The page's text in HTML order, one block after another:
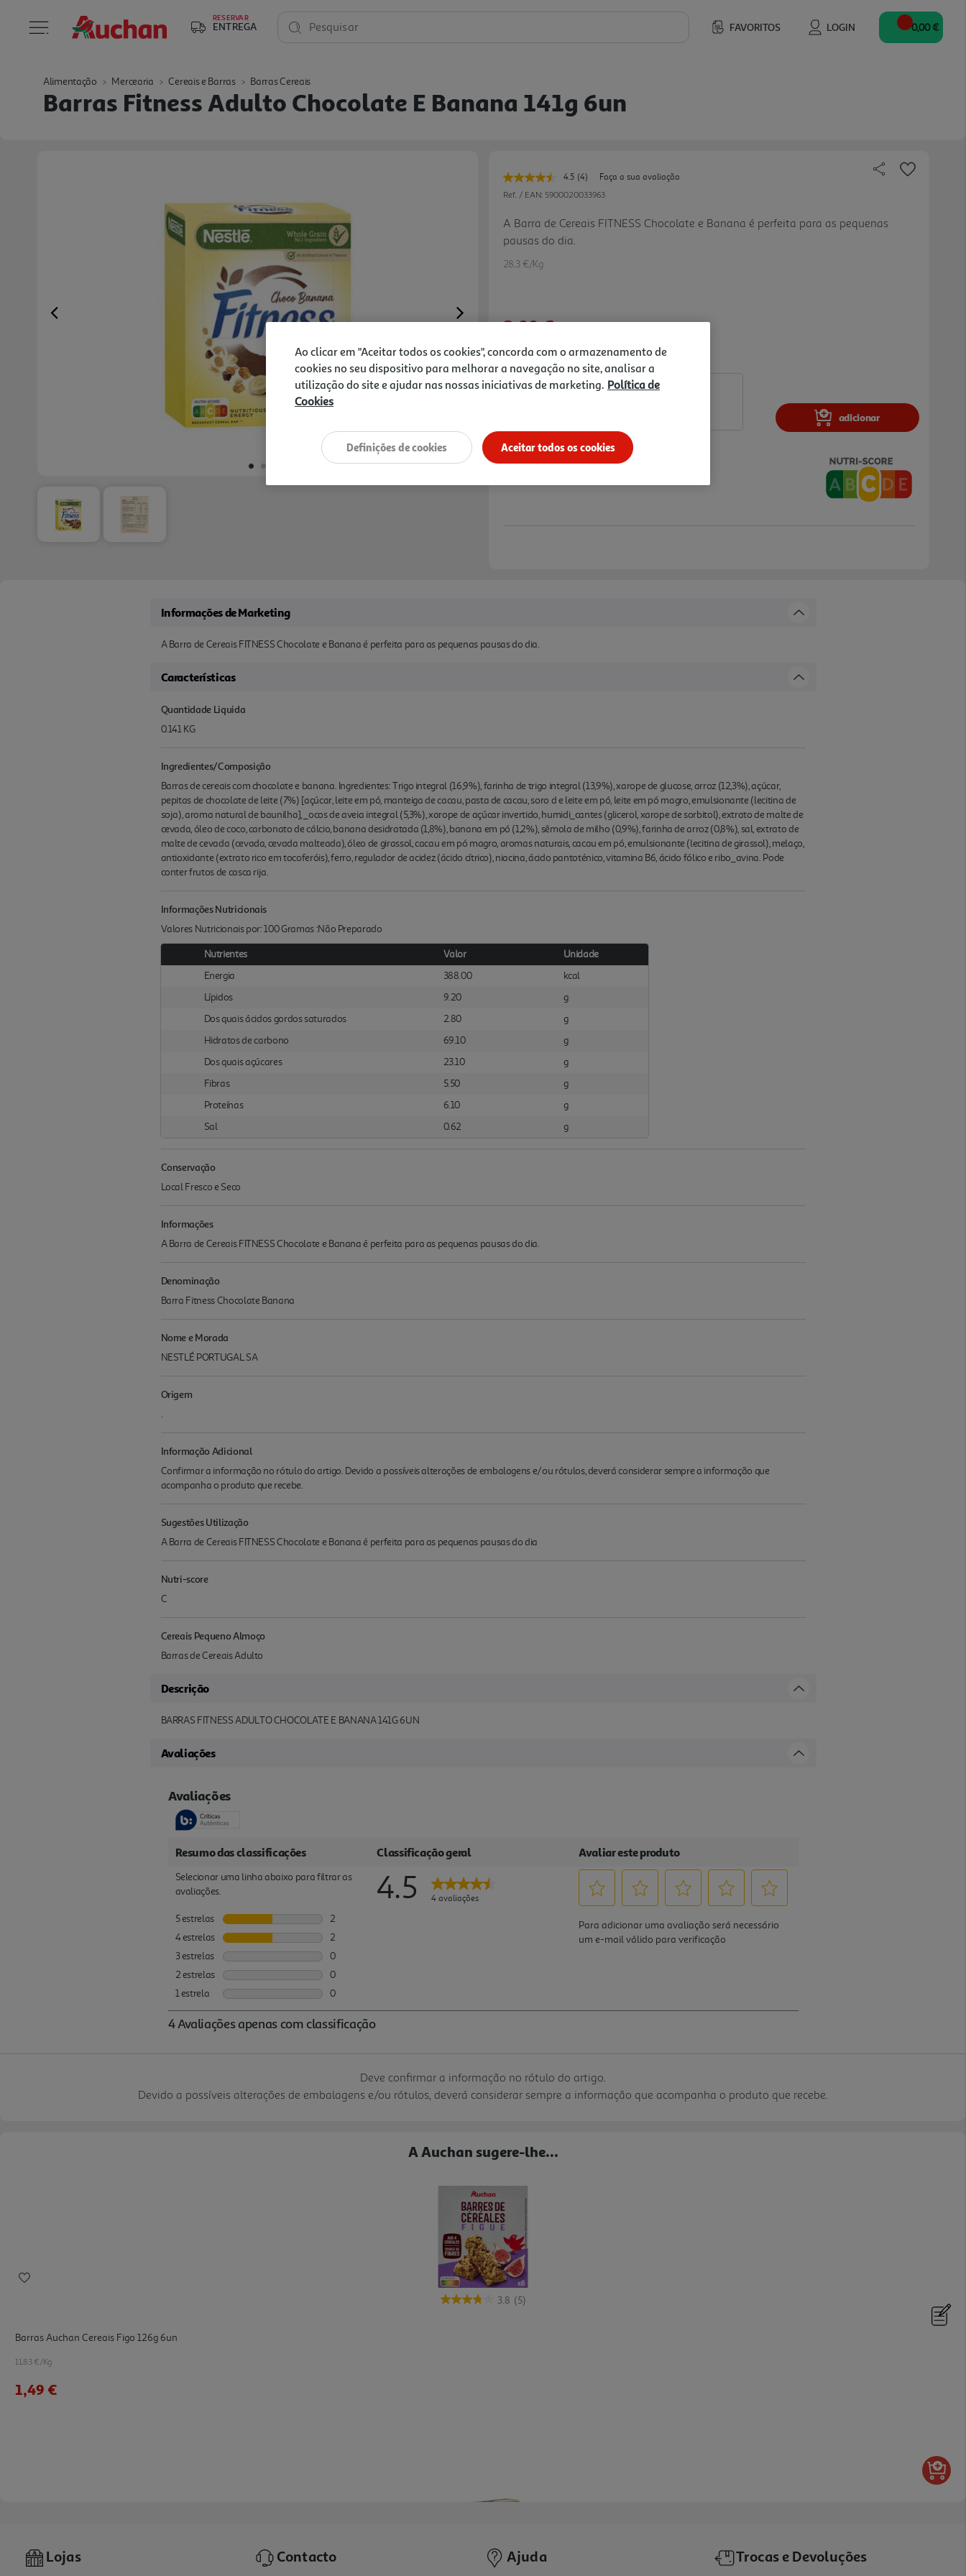
RESERVAR
ENTREGA FAVORITOS LOGIN
Pesquisar 0,00 €
Alimentação Mercearia Cereais e Barras Barras Cereais
Barras Fitness Adulto Chocolate E Banana 141g 6un
Previous Next
4.5 Leu
4
Link
para
(4)
Faça a sua avaliação
Ref. / EAN: 5900020033963
A Barra de Cereais FITNESS Chocolate e Banana é perfeita para as pequenas
pausas do dia.
28.3 €/Kg
3,99 €
Notas de preparação
adicionar
Informações de Marketing
A Barra de Cereais FITNESS Chocolate e Banana é perfeita para as pequenas pausas do dia.
Características
Quantidade Liquida
0.141 KG
Ingredientes/Composição
Barras de cereais com chocolate e banana. Ingredientes: Trigo integral (16,9%), farinha de trigo integral (13,9%), xarope de glucose, arroz (12,3%), açúcar,
pepitas de chocolate de leite (7%) [açúcar, leite em pó, manteiga de cacau, pasta de cacau, soro d e leite em pó, leite em pó magro, emulsionante (lecitina de
soja), aroma natural de baunilha], _ocos de aveia integral (5,3%), xarope de açúcar invertido, humidi_cantes (glicerol, xarope de sorbitol), extrato de malte de
cevada, óleo de coco, carbonato de cálcio, banana desidratada (1,8%), banana em pó (1,2%), sêmola de milho (0,9%), farinha de arroz (0,8%), sal, extrato de
malte de cevada (cevada, cevada malteada), óleo de girassol, cacau em pó magro, aromas naturais, cacau em pó, emulsionante (lecitina de girassol), melaço,
antioxidante (extrato rico em tocoferóis), ferro, regulador de acidez (ácido cítrico), niacina, ácido pantoténico, vitamina B6, ácido fólico e ribo_avina. Pode
conter frutos de casca rija.
Informações Nutricionais
Valores Nutricionais por: 100 Gramas :Não Preparado
Nutrientes Valor
Unidade
Energia
388.00
kcal
Lípidos
9.20
g
Dos quais ácidos gordos saturados
2.80
g
Hidratos de carbono
69.10
g
Dos quais açúcares
23.10
g
Fibras
5.50
g
Proteínas
6.10
g
Sal
0.62 g
Conservação
Local Fresco e Seco
Informações
A Barra de Cereais FITNESS Chocolate e Banana é perfeita para as pequenas pausas do dia.
Denominação
Barra Fitness Chocolate Banana
Nome e Morada
NESTLÉ PORTUGAL SA
Origem
.
Informação Adicional
Confirmar a informação no rótulo do artigo. Devido a possíveis alterações de embalagens e/ou rótulos, deverá considerar sempre a informação que
acompanha o produto que recebe.
Sugestões Utilização
A Barra de Cereais FITNESS Chocolate e Banana é perfeita para as pequenas pausas do dia
Nutri-score
C
Cereais Pequeno Almoço
Barras de Cereais Adulto
Descrição
BARRAS FITNESS ADULTO CHOCOLATE E BANANA 141G 6UN
Avaliações
Deve confirmar a informação no rótulo do artigo.
Devido a possíveis alterações de embalagens e/ou rótulos, deverá considerar sempre a informação que acompanha o produto que recebe.
A Auchan sugere-lhe...
3.8 (5)
Barras Auchan Cereais Figo 126g 6un
11.83 €/Kg
1,49 €
Lojas Contacto Ajuda Trocas e Devoluções
Ao clicar em "Aceitar todos os cookies", concorda com o armazenamento de
cookies no seu dispositivo para melhorar a navegação no site, analisar a
utilização do site e ajudar nas nossas iniciativas de marketing. Política de
Cookies
Aceitar todos os cookies
Definições de cookies